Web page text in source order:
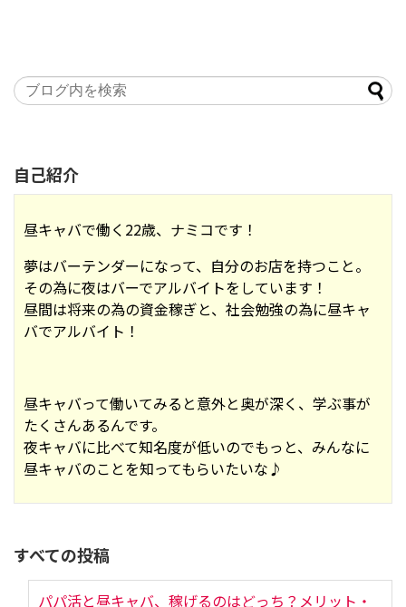
自己紹介
昼キャバで働く22歳、ナミコです！
夢はバーテンダーになって、自分のお店を持つこと。
その為に夜はバーでアルバイトをしています！
昼間は将来の為の資金稼ぎと、社会勉強の為に昼キャ
バでアルバイト！
昼キャバって働いてみると意外と奥が深く、学ぶ事が
たくさんあるんです。
夜キャバに比べて知名度が低いのでもっと、みんなに
昼キャバのことを知ってもらいたいな♪
すべての投稿
パパ活と昼キャバ、稼げるのはどっち？メリット・